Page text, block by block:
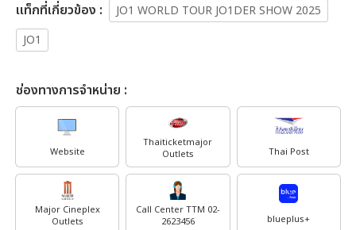
เเท็กที่เกี่ยวข้อง :
JO1 WORLD TOUR JO1DER SHOW 2025
JO1
ช่องทางการจำหน่าย :
Website
Thaiticketmajor
Outlets
Thai Post
Major Cineplex
Outlets
Call Center TTM 02-
2623456
blueplus+